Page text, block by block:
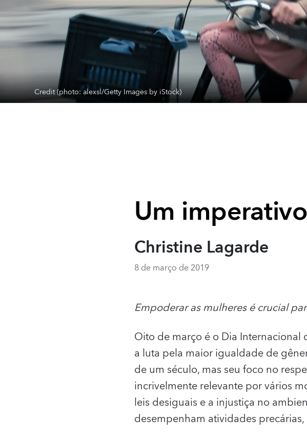
Credit (photo: alexsl/Getty Images by iStock)
Um
Christine Lagarde
8 de março de 2019
Empoderar as mulheres é crucial
Oito de março é o Dia
a luta pela maior igualdade de
de um século, mas seu foco no
incrivelmente relevante por vários
leis desiguais e a injustiça no
desempenham atividades